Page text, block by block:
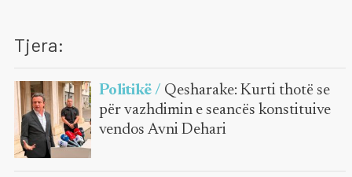
Tjera:
Politikë / Qesharake: Kurti thotë se
për vazhdimin e seancës konstituive
vendos Avni Dehari